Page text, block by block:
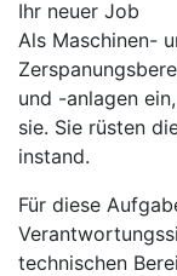
Ihr neuer Job
Als Maschinen-
und -anlagen
sie. Sie rüsten
instand.
Für diese
technischen